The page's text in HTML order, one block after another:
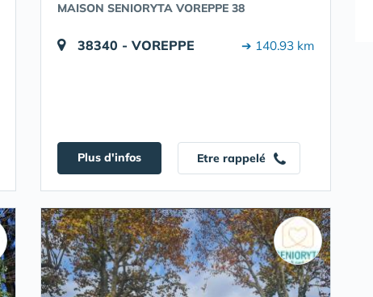
MAISON SENIORYTA VOREPPE 38
38340 - VOREPPE ➔ 140.93 km
Plus d'infos Etre rappelé